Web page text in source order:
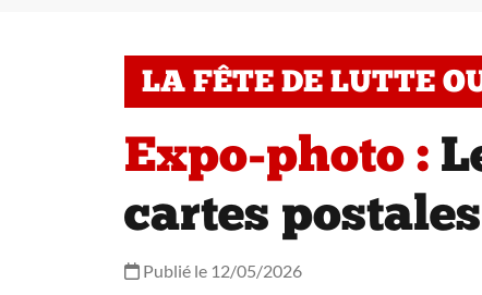
LA FÊTE DE LUTTE
Expo-photo :
cartes postales
Publié le 12/05/2026